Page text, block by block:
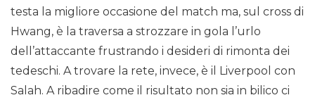
testa la migliore occasione del match ma, sul cross di
Hwang, è la traversa a strozzare in gola l’urlo
dell’attaccante frustrando i desideri di rimonta dei
tedeschi. A trovare la rete, invece, è il Liverpool con
Salah. A ribadire come il risultato non sia in bilico ci